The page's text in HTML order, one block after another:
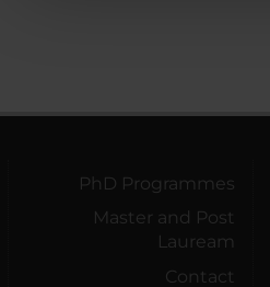
PhD Programmes
Master and Post
Lauream
Contact